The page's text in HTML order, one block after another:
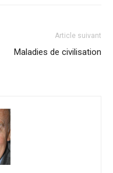
Article suivant
Maladies de civilisation